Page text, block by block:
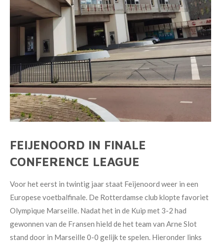
FEIJENOORD IN FINALE
CONFERENCE LEAGUE
Voor het eerst in twintig jaar staat Feijenoord weer in een
Europese voetbalfinale. De Rotterdamse club klopte favoriet
Olympique Marseille. Nadat het in de Kuip met 3-2 had
gewonnen van de Fransen hield de het team van Arne Slot
stand door in Marseille 0-0 gelijk te spelen. Hieronder links